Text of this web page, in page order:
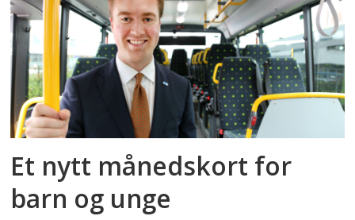
Et nytt månedskort for
barn og unge